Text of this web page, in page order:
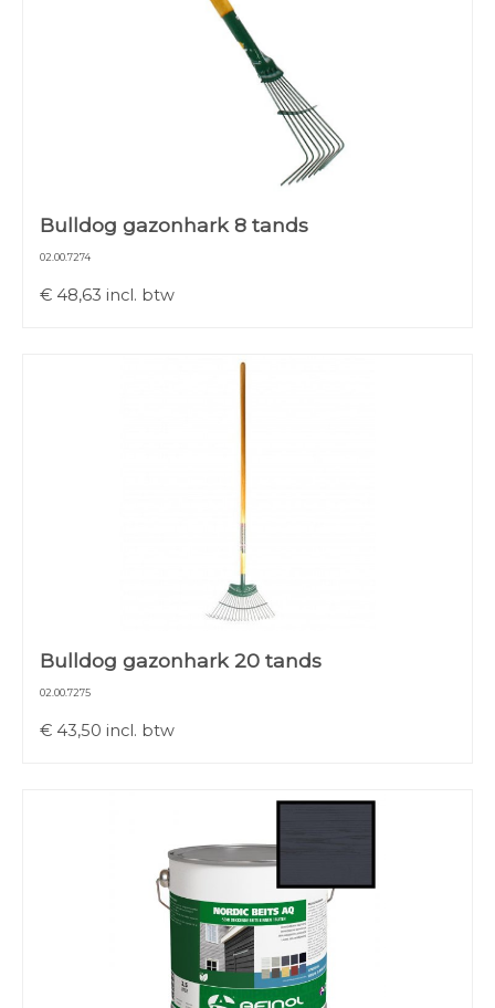
Bulldog gazonhark 8 tands
02.00.7274
€ 48,63 incl. btw
Bulldog gazonhark 20 tands
02.00.7275
€ 43,50 incl. btw